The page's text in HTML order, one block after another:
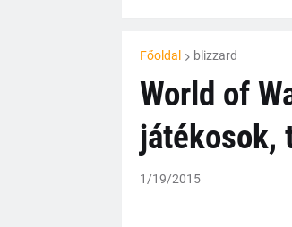
Főoldal blizzard
World of
játékosok,
1/19/2015